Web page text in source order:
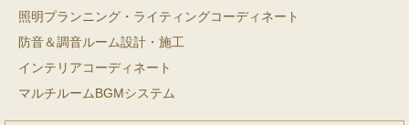
照明プランニング・ライティングコーディネート
防音＆調音ルーム設計・施工
インテリアコーディネート
マルチルームBGMシステム